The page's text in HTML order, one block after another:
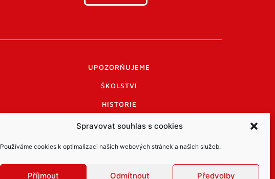
Spravovat souhlas s cookies
Používáme cookies k optimalizaci našich webových stránek a našich služeb.
Příjmout Odmítnout Předvolby
UPOZORŇUJEME
ŠKOLSTVÍ
HISTORIE
PRAKTICKÉ INFORMACE